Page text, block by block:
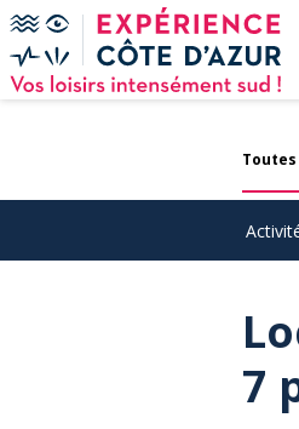
Panneau de gestion des cookies
7